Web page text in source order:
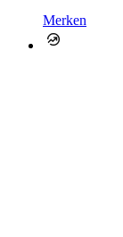
Merken